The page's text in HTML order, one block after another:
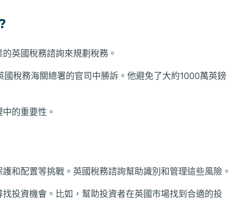
英國稅務諮詢來規劃稅務。
稅務海關總署的官司中勝訴。他避免了大約1000萬英鎊
的重要性。
和配置等挑戰。英國稅務諮詢幫助識別和管理這些風險。
投資機會。比如，幫助投資者在英國市場找到合適的投